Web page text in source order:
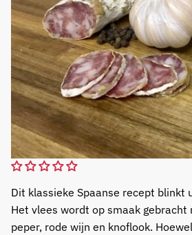
Dit klassieke Spaanse recept blinkt
Het vlees wordt op smaak gebracht
peper, rode wijn en knoflook.